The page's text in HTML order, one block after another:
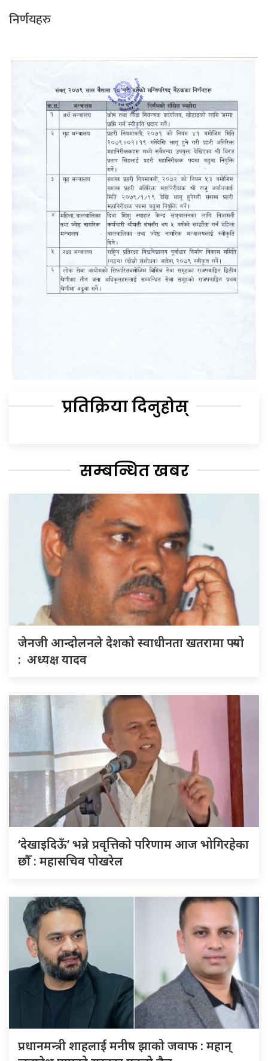
निर्णयहरु
प्रतिक्रिया दिनुहोस्
सम्बन्धित खबर
जेनजी आन्दोलनले देशको स्वाधीनता खतरामा पर्‍यो
: अध्यक्ष यादव
‘देखाइदिऊँ’ भन्ने प्रवृत्तिको परिणाम आज भोगिरहेका
छौँ : महासचिव पोखरेल
प्रधानमन्त्री शाहलाई मनीष झाको जवाफ : महान्